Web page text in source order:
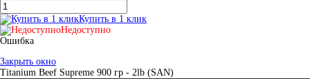
Купить в 1 клик
Недоступно
Ошибка
Закрыть окно
Titanium Beef Supreme 900 гр - 2lb (SAN)